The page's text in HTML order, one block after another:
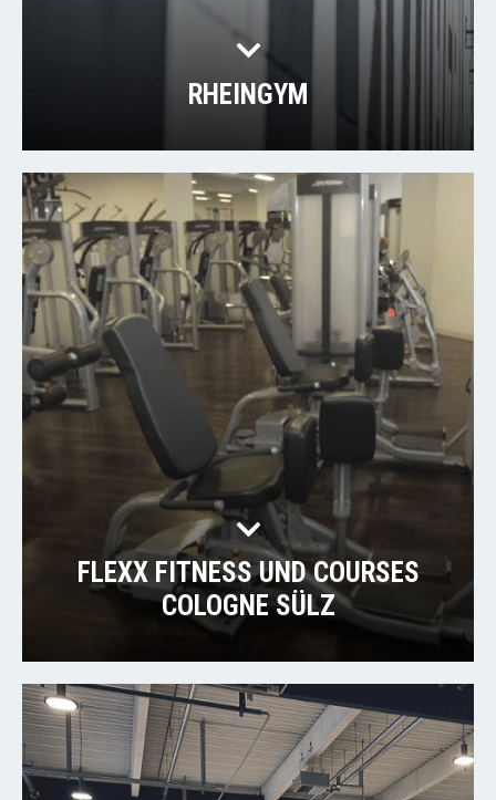
RHEINGYM
FLEXX FITNESS UND COURSES
COLOGNE SÜLZ